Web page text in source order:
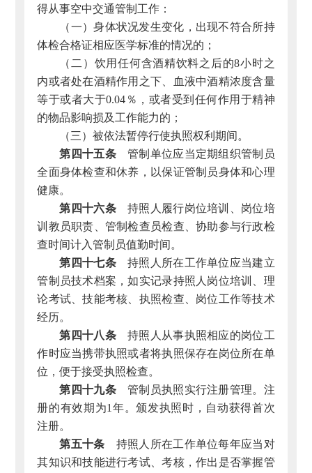
得从事空中交通管制工作：
（一）身体状况发生变化，出现不符合所持
体检合格证相应医学标准的情况的；
（二）饮用任何含酒精饮料之后的8小时之
内或者处在酒精作用之下、血液中酒精浓度含量
等于或者大于0.04％，或者受到任何作用于精神
的物品影响损及工作能力的；
（三）被依法暂停行使执照权利期间。
第四十五条管制单位应当定期组织管制员
全面身体检查和休养，以保证管制员身体和心理
健康。
第四十六条持照人履行岗位培训、岗位培
训教员职责、管制检查员检查、协助参与行政检
查时间计入管制员值勤时间。
第四十七条持照人所在工作单位应当建立
管制员技术档案，如实记录持照人岗位培训、理
论考试、技能考核、执照检查、岗位工作等技术
经历。
第四十八条持照人从事执照相应的岗位工
作时应当携带执照或者将执照保存在岗位所在单
位，便于接受执照检查。
第四十九条管制员执照实行注册管理。注
册的有效期为1年。颁发执照时，自动获得首次
注册。
第五十条 持照人所在工作单位每年应当对
其知识和技能进行考试、考核，作出是否掌握管